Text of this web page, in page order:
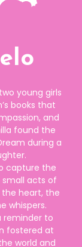
young girls
books that
and
found the
during a
capture the
acts of
heart, the
whispers.
reminder to
fostered at
world and